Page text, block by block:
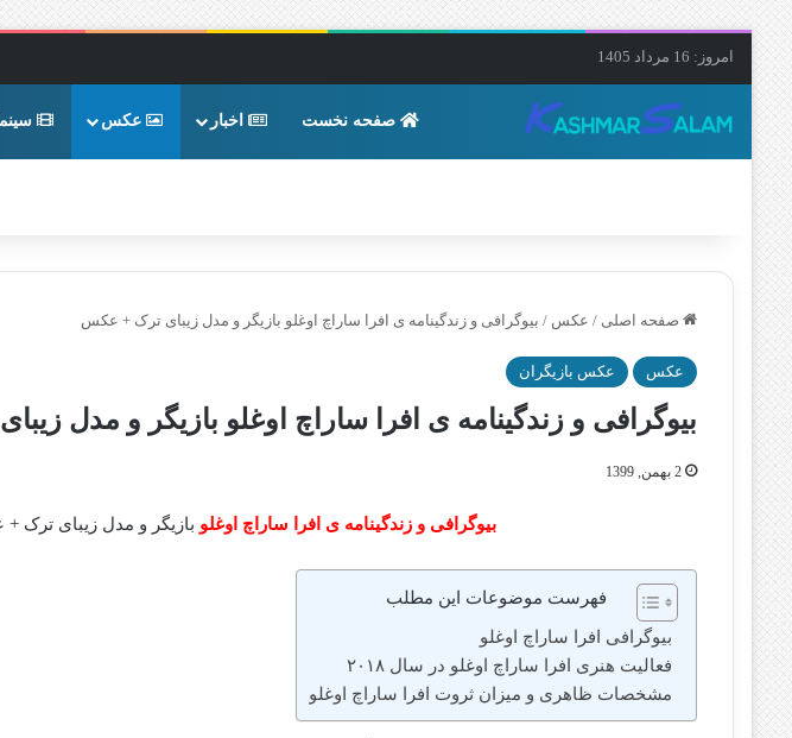
امروز: 16 مرداد 1405
صفحه نخست اخبار عکس
صفحه اصلی / عکس / بیوگرافی و زندگینامه ی افرا ساراچ اوغلو بازیگر و مدل زیبای ترک + عکس
عکس عکس بازیگران
بیوگرافی و زندگینامه ی افرا ساراچ اوغلو بازیگر و مدل
2 بهمن, 1399
بیوگرافی و زندگینامه ی افرا ساراچ اوغلو بازیگر و مدل زیبای ترک
فهرست موضوعات این مطلب
بیوگرافی افرا ساراچ اوغلو
فعالیت هنری افرا ساراچ اوغلو در سال ۲۰۱۸
مشخصات ظاهری و میزان ثروت افرا ساراچ اوغلو